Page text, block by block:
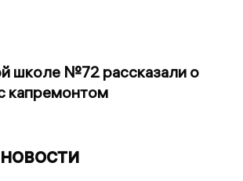
школе №72 рассказали о
капремонтом